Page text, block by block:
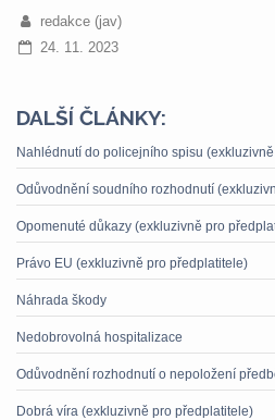
redakce (jav)
24. 11. 2023
DALŠÍ ČLÁNKY:
Nahlédnutí do policejního spisu
Odůvodnění soudního rozhodnutí
Opomenuté důkazy (exkluzivně pro
Právo EU (exkluzivně pro předplatitele)
Náhrada škody
Nedobrovolná hospitalizace
Odůvodnění rozhodnutí o nepoložení
Dobrá víra (exkluzivně pro předplatitele)